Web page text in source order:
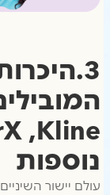
נוספות
עולם יישור